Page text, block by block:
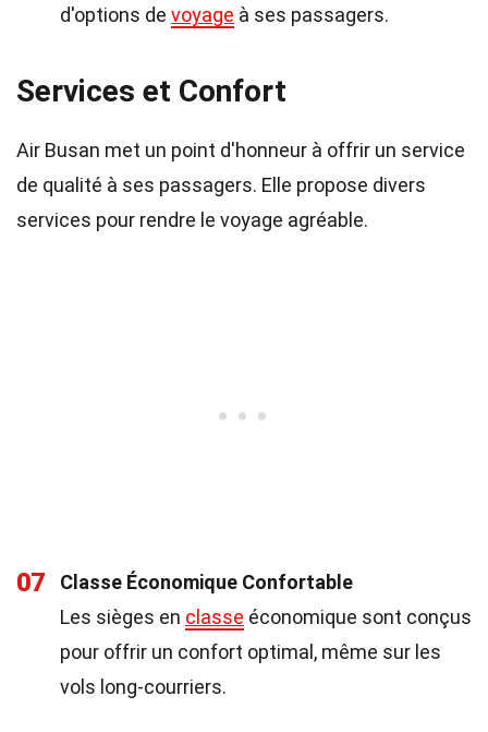
d'options de voyage à ses passagers.
Services et Confort
Air Busan met un point d'honneur à offrir un service
de qualité à ses passagers. Elle propose divers
services pour rendre le voyage agréable.
07
Classe Économique Confortable
Les sièges en classe économique sont conçus
pour offrir un confort optimal, même sur les
vols long-courriers.